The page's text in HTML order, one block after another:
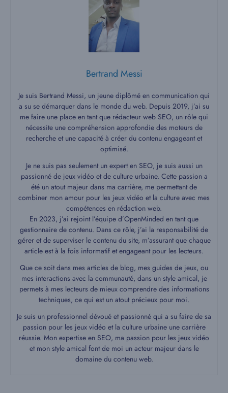
Bertrand Messi
Je suis Bertrand Messi, un jeune diplômé en communication qui
a su se démarquer dans le monde du web. Depuis 2019, j’ai su
me faire une place en tant que rédacteur web SEO, un rôle qui
nécessite une compréhension approfondie des moteurs de
recherche et une capacité à créer du contenu engageant et
optimisé.
Je ne suis pas seulement un expert en SEO, je suis aussi un
passionné de jeux vidéo et de culture urbaine. Cette passion a
été un atout majeur dans ma carrière, me permettant de
combiner mon amour pour les jeux vidéo et la culture avec mes
compétences en rédaction web.
En 2023, j’ai rejoint l’équipe d’OpenMinded en tant que
gestionnaire de contenu. Dans ce rôle, j’ai la responsabilité de
gérer et de superviser le contenu du site, m’assurant que chaque
article est à la fois informatif et engageant pour les lecteurs.
Que ce soit dans mes articles de blog, mes guides de jeux, ou
mes interactions avec la communauté, dans un style amical, je
permets à mes lecteurs de mieux comprendre des informations
techniques, ce qui est un atout précieux pour moi.
Je suis un professionnel dévoué et passionné qui a su faire de sa
passion pour les jeux vidéo et la culture urbaine une carrière
réussie. Mon expertise en SEO, ma passion pour les jeux vidéo
et mon style amical font de moi un acteur majeur dans le
domaine du contenu web.